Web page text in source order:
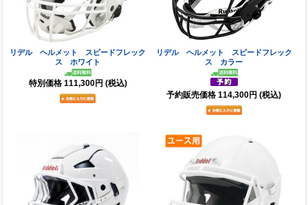
リデル ヘルメット スピードフレック
ス ホワイト
特別価格 111,300円 (税込)
リデル ヘルメット スピードフレック
ス カラー
予約販売価格 114,300円 (税込)